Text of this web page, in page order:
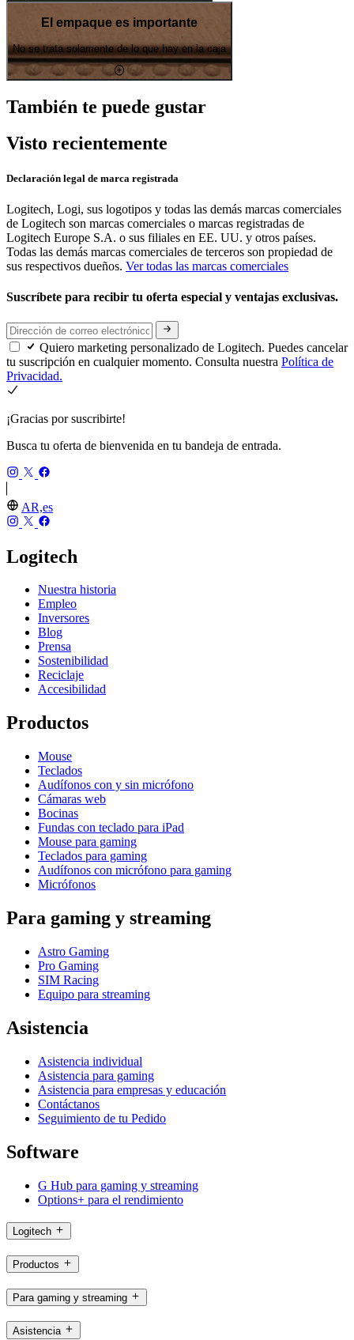
El empaque es importante
No se trata solamente de lo que hay en la caja
También te puede gustar
Visto recientemente
Declaración legal de marca registrada
Logitech, Logi, sus logotipos y todas las demás marcas comerciales
de Logitech son marcas comerciales o marcas registradas de
Logitech Europe S.A. o sus filiales en EE. UU. y otros países.
Todas las demás marcas comerciales de terceros son propiedad de
sus respectivos dueños. Ver todas las marcas comerciales
Suscríbete para recibir tu oferta especial y ventajas exclusivas.
Quiero marketing personalizado de Logitech. Puedes cancelar
tu suscripción en cualquier momento. Consulta nuestra Política de
Privacidad.
¡Gracias por suscribirte!
Busca tu oferta de bienvenida en tu bandeja de entrada.
AR,es
Logitech
Nuestra historia
Empleo
Inversores
Blog
Prensa
Sostenibilidad
Reciclaje
Accesibilidad
Productos
Mouse
Teclados
Audífonos con y sin micrófono
Cámaras web
Bocinas
Fundas con teclado para iPad
Mouse para gaming
Teclados para gaming
Audífonos con micrófono para gaming
Micrófonos
Para gaming y streaming
Astro Gaming
Pro Gaming
SIM Racing
Equipo para streaming
Asistencia
Asistencia individual
Asistencia para gaming
Asistencia para empresas y educación
Contáctanos
Seguimiento de tu Pedido
Software
G Hub para gaming y streaming
Options+ para el rendimiento
Logitech
Productos
Para gaming y streaming
Asistencia